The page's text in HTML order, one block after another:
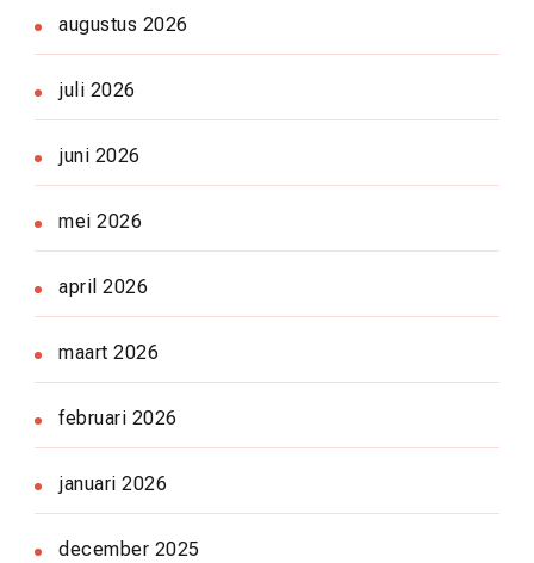
augustus 2026
juli 2026
juni 2026
mei 2026
april 2026
maart 2026
februari 2026
januari 2026
december 2025